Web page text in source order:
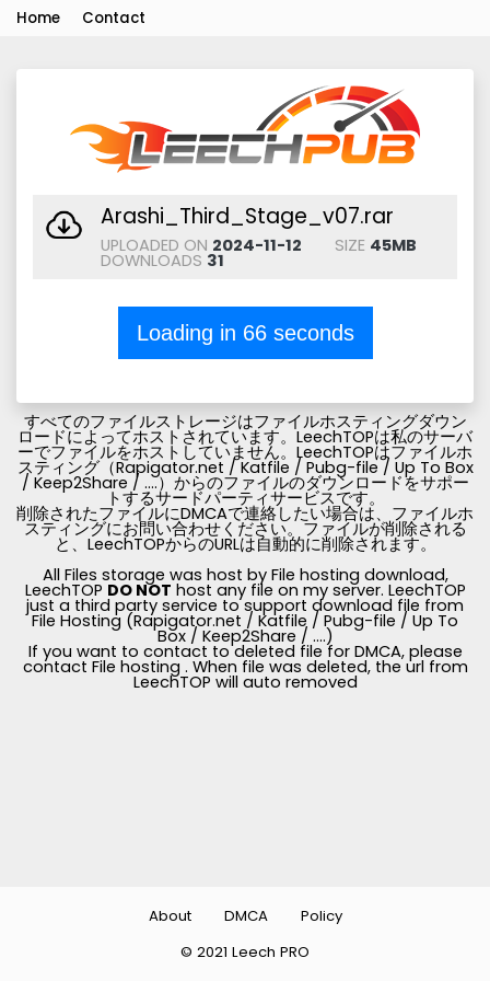
Home Contact
Arashi_Third_Stage_v07.rar
UPLOADED ON 2024-11-12 SIZE 45MB
DOWNLOADS 31
Loading in 66seconds
すべてのファイルストレージはファイルホスティングダウン
ロードによってホストされています。LeechTOPは私のサーバ
ーでファイルをホストしていません。LeechTOPはファイルホ
スティング（Rapigator.net / Katfile / Pubg-file / Up To Box
/ Keep2Share / ....）からのファイルのダウンロードをサポー
トするサードパーティサービスです。
削除されたファイルにDMCAで連絡したい場合は、ファイルホ
スティングにお問い合わせください。ファイルが削除される
と、LeechTOPからのURLは自動的に削除されます。
All Files storage was host by File hosting download,
LeechTOP DO NOT host any file on my server. LeechTOP
just a third party service to support download file from
File Hosting (Rapigator.net / Katfile / Pubg-file / Up To
Box / Keep2Share / ....)
If you want to contact to deleted file for DMCA, please
contact File hosting . When file was deleted, the url from
LeechTOP will auto removed
© 2021 Leech PRO
About DMCA Policy